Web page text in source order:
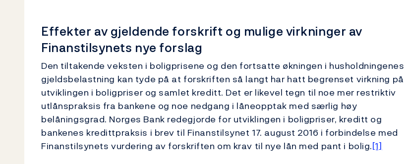
Effekter av gjeldende forskrift og mulige virkninger av
Finanstilsynets nye forslag
Den tiltakende veksten i boligprisene og den fortsatte økningen i husholdningenes
gjeldsbelastning kan tyde på at forskriften så langt har hatt begrenset virkning på
utviklingen i boligpriser og samlet kreditt. Det er likevel tegn til noe mer restriktiv
utlånspraksis fra bankene og noe nedgang i låneopptak med særlig høy
belåningsgrad. Norges Bank redegjorde for utviklingen i boligpriser, kreditt og
bankenes kredittpraksis i brev til Finanstilsynet 17. august 2016 i forbindelse med
Finanstilsynets vurdering av forskriften om krav til nye lån med pant i bolig.[1]